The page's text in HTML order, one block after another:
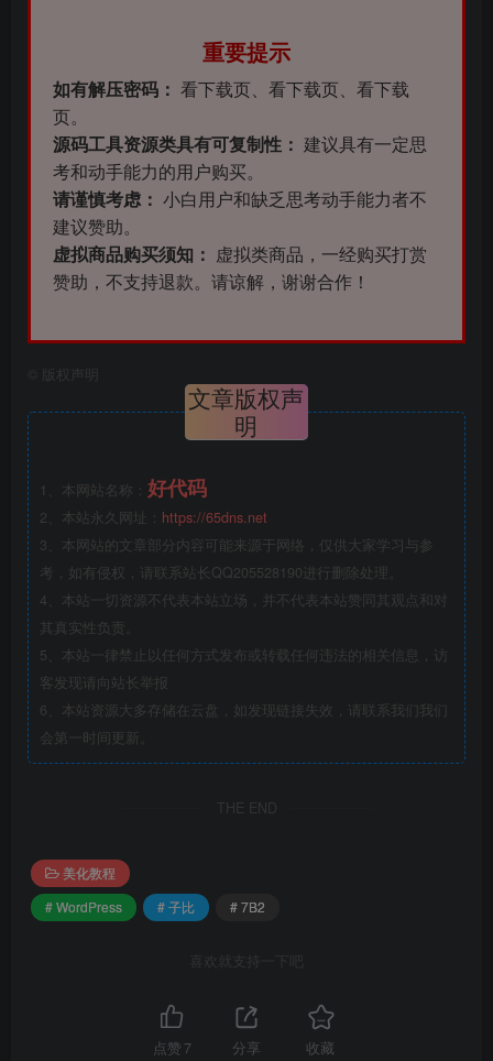
重要提示
如有解压密码： 看下载页、看下载页、看下载
页。
源码工具资源类具有可复制性：
建议具有一定思
考和动手能力的用户购买。
请谨慎考虑： 小白用户和缺乏思考动手能力者不
建议赞助。
虚拟商品购买须知：
虚拟类商品，一经购买打赏
赞助，不支持退款。请谅解，谢谢合作！
版权声明
文章版权声
明
1、本网站名称： 好代码
2、本站永久网址： https://65dns.net
3、本网站的文章部分内容可能来源于网络，仅供大家学习与参
考，如有侵权，请联系站长QQ205528190进行删除处理。
4、本站一切资源不代表本站立场，并不代表本站赞同其观点和对
其真实性负责。
5、本站一律禁止以任何方式发布或转载任何违法的相关信息，访
客发现请向站长举报
6、本站资源大多存储在云盘，如发现链接失效，请联系我们我们
会第一时间更新。
THE END
美化教程
# WordPress
# 子比 # 7B2
喜欢就支持一下吧
点赞 7 分享 收藏